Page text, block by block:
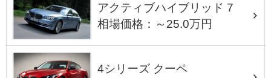
アクティブハイブリッド 7
相場価格：～25.0万円
4シリーズ クーペ